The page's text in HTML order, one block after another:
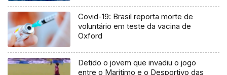
Covid-19: Brasil reporta morte de
voluntário em teste da vacina de
Oxford
Detido o jovem que invadiu o jogo
entre o Marítimo e o Desportivo das